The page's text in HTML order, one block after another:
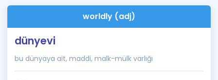
İngilizce Gramer
worldly (adj)
dünyevi
bu dünyaya ait, maddi, malk-mülk varlığı